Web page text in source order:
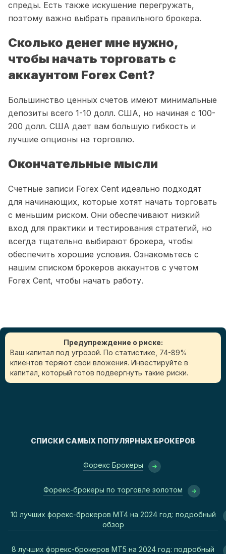
спреды. Есть также искушение перегружать,
поэтому важно выбрать правильного брокера.
Сколько денег мне нужно,
чтобы начать торговать с
аккаунтом Forex Cent?
Большинство ценных счетов имеют минимальные
депозиты всего 1-10 долл. США, но начиная с 100-
200 долл. США дает вам большую гибкость и
лучшие опционы на торговлю.
Окончательные мысли
Счетные записи Forex Cent идеально подходят
для начинающих, которые хотят начать торговать
с меньшим риском. Они обеспечивают низкий
вход для практики и тестирования стратегий, но
всегда тщательно выбирают брокера, чтобы
обеспечить хорошие условия. Ознакомьтесь с
нашим списком брокеров аккаунтов с учетом
Forex Cent, чтобы начать работу.
Предупреждение о риске:
Ваш капитал под угрозой. По статистике, 74-89%
клиентов теряют свои вложения. Инвестируйте в
капитал, который готов подвергнуть такие риски.
СПИСКИ САМЫХ ПОПУЛЯРНЫХ БРОКЕРОВ
Форекс Брокеры
Форекс-брокеры по торговле золотом
10 лучших форекс-брокеров MT4 на 2024 год: подробный
обзор
8 лучших форекс-брокеров MT5 на 2024 год: подробный